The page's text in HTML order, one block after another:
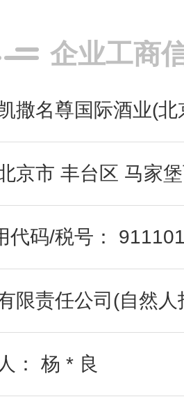
企业工商
撒名尊国际酒业(北
京市 丰台区 马家
代码/税号：
限责任公司(自然人
： 杨 * 良